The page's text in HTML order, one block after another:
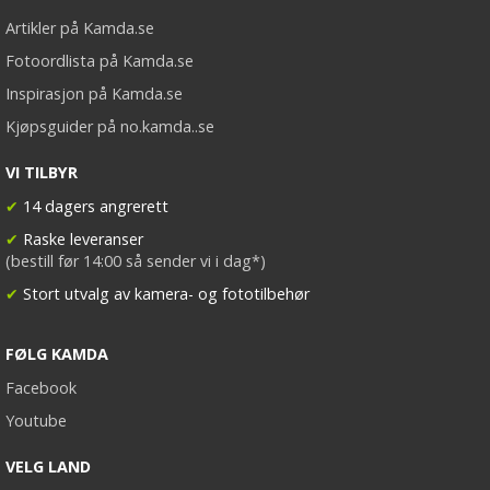
Artikler på Kamda.se
Fotoordlista på Kamda.se
Inspirasjon på Kamda.se
Kjøpsguider på no.kamda..se
VI TILBYR
✔ 14 dagers angrerett
✔ Raske leveranser
(bestill før 14:00 så sender vi i dag*)
✔ Stort utvalg av kamera- og fototilbehør
FØLG KAMDA
Facebook
Youtube
VELG LAND